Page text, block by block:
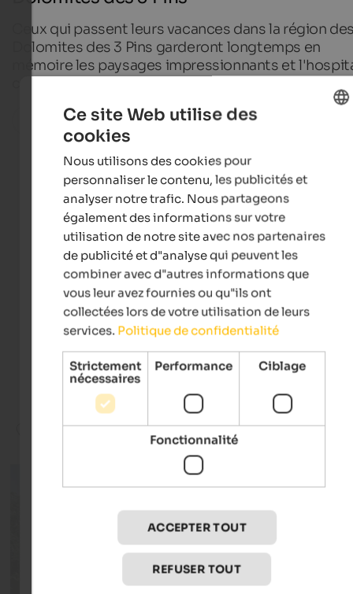
Ceux qui passent leurs vacances dans la région
Dolomites des 3 Pins garderont longtemps en
mémoire les paysages impressionnants et
Toutes les localités de la région
Hotels in Hochpustertal
Apartments in Hochpustertal
Hébergements sélectionnés
Pusteria
Ce site Web utilise des
cookies
Nous utilisons des cookies pour
personnaliser le contenu, les publicités et
analyser notre trafic. Nous partageons
également des informations sur votre
utilisation de notre site avec nos partenaires
de publicité et d"analyse qui peuvent les
combiner avec d"autres informations que
vous leur avez fournies ou qu"ils ont
collectées lors de votre utilisation de leurs
services. Politique de confidentialité
Strictement
nécessaires
Performance Ciblage
Fonctionnalité
ACCEPTER TOUT
REFUSER TOUT